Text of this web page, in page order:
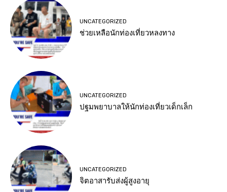
UNCATEGORIZED
ช่วยเหลือนักท่องเที่ยวหลงทาง
UNCATEGORIZED
ปฐมพยาบาลให้นักท่องเที่ยวเด็กเล็ก
UNCATEGORIZED
จิตอาสารับส่งผู้สูงอายุ